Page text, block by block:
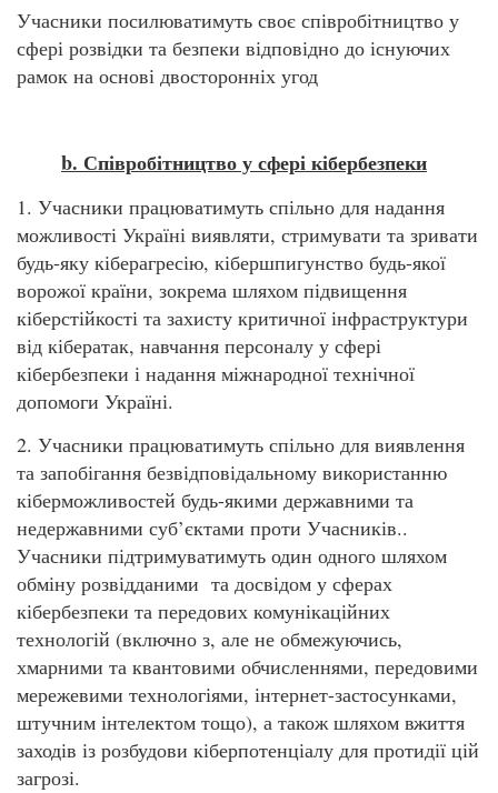
Учасники посилюватимуть своє співробітництво у
сфері розвідки та безпеки відповідно до існуючих
рамок на основі двосторонніх угод
b. Співробітництво у сфері кібербезпеки
1. Учасники працюватимуть спільно для надання
можливості Україні виявляти, стримувати та зривати
будь-яку кіберагресію, кібершпигунство будь-якої
ворожої країни, зокрема шляхом підвищення
кіберстійкості та захисту критичної інфраструктури
від кібератак, навчання персоналу у сфері
кібербезпеки і надання міжнародної технічної
допомоги Україні.
2. Учасники працюватимуть спільно для виявлення
та запобігання безвідповідальному використанню
кіберможливостей будь-якими державними та
недержавними суб’єктами проти Учасників..
Учасники підтримуватимуть один одного шляхом
обміну розвідданими та досвідом у сферах
кібербезпеки та передових комунікаційних
технологій (включно з, але не обмежуючись,
хмарними та квантовими обчисленнями, передовими
мережевими технологіями, інтернет-застосунками,
штучним інтелектом тощо), а також шляхом вжиття
заходів із розбудови кіберпотенціалу для протидії цій
загрозі.